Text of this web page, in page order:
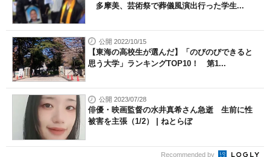
多摩美、芸術祭で葬儀風演出行った学生...
公開 2022/10/15
【東海の高校生が選んだ】「のびのびできると
思う大学」ランキングTOP10！ 第1...
公開 2023/07/28
俳優・映画監督の水井真希さん急逝 生前に性
被害を主張（1/2） | ねとらぼ
Recommended by